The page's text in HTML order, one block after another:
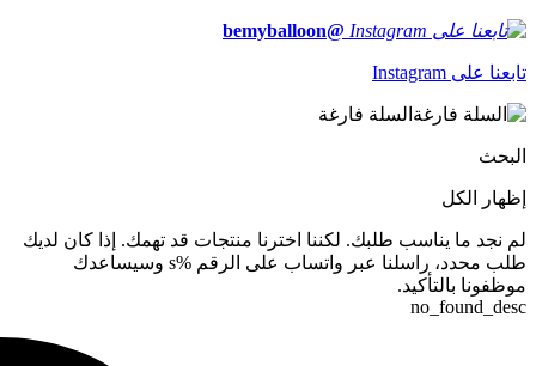
@bemyballoon
تابعنا على Instagram
السلة فارغة
البحث
إظهار الكل
لم نجد ما يناسب طلبك. لكننا اخترنا منتجات قد تهمك. إذا كان لديك
طلب محدد، راسلنا عبر واتساب على الرقم %s وسيساعدك
موظفونا بالتأكيد.
no_found_desc